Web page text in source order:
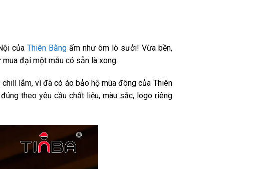
củaThiên Bằngấm như ôm lò sưởi! Vừa bền,
đại một mẫu có sẵn là xong.
lắm, vì đã có áo bảo hộ mùa đông của Thiên
theo yêu cầu chất liệu, màu sắc, logo riêng